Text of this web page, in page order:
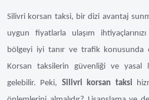
Silivri korsan taksi, bir dizi avantaj
uygun fiyatlarla ulaşım
bölgeyi iyi tanır ve trafik konusunda
Korsan taksilerin güvenliği ve yasal
gelebilir. Peki, Silivri korsan taksi